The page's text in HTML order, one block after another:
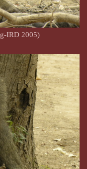
IRD 2005)